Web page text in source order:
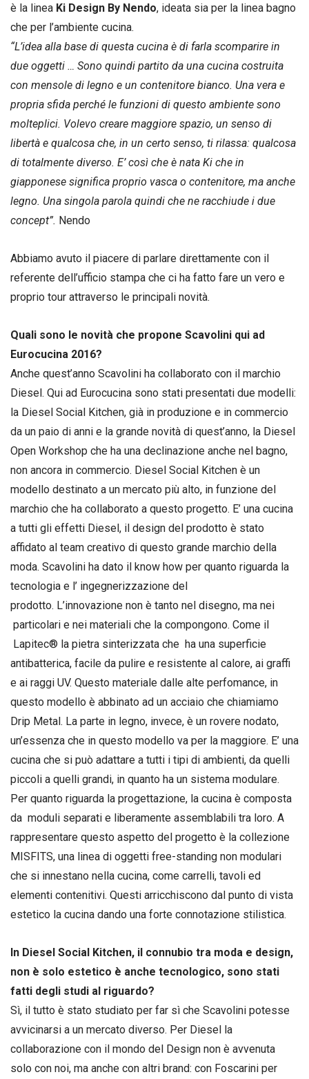
è la linea Ki Design By Nendo, ideata sia per la linea bagno
che per l’ambiente cucina.
“L’idea alla base di questa cucina è di farla scomparire in
due oggetti … Sono quindi partito da una cucina costruita
con mensole di legno e un contenitore bianco. Una vera e
propria sfida perché le funzioni di questo ambiente sono
molteplici. Volevo creare maggiore spazio, un senso di
libertà e qualcosa che, in un certo senso, ti rilassa: qualcosa
di totalmente diverso. E’ così che è nata Ki che in
giapponese significa proprio vasca o contenitore, ma anche
legno. Una singola parola quindi che ne racchiude i due
concept”. Nendo
Abbiamo avuto il piacere di parlare direttamente con il
referente dell’ufficio stampa che ci ha fatto fare un vero e
proprio tour attraverso le principali novità.
Quali sono le novità che propone Scavolini qui ad
Eurocucina 2016?
Anche quest’anno Scavolini ha collaborato con il marchio
Diesel. Qui ad Eurocucina sono stati presentati due modelli:
la Diesel Social Kitchen, già in produzione e in commercio
da un paio di anni e la grande novità di quest’anno, la Diesel
Open Workshop che ha una declinazione anche nel bagno,
non ancora in commercio. Diesel Social Kitchen è un
modello destinato a un mercato più alto, in funzione del
marchio che ha collaborato a questo progetto. E’ una cucina
a tutti gli effetti Diesel, il design del prodotto è stato
affidato al team creativo di questo grande marchio della
moda. Scavolini ha dato il know how per quanto riguarda la
tecnologia e l’ ingegnerizzazione del
prodotto. L’innovazione non è tanto nel disegno, ma nei
particolari e nei materiali che la compongono. Come il
Lapitec® la pietra sinterizzata che ha una superficie
antibatterica, facile da pulire e resistente al calore, ai graffi
e ai raggi UV. Questo materiale dalle alte perfomance, in
questo modello è abbinato ad un acciaio che chiamiamo
Drip Metal. La parte in legno, invece, è un rovere nodato,
un’essenza che in questo modello va per la maggiore. E’ una
cucina che si può adattare a tutti i tipi di ambienti, da quelli
piccoli a quelli grandi, in quanto ha un sistema modulare.
Per quanto riguarda la progettazione, la cucina è composta
da moduli separati e liberamente assemblabili tra loro. A
rappresentare questo aspetto del progetto è la collezione
MISFITS, una linea di oggetti free-standing non modulari
che si innestano nella cucina, come carrelli, tavoli ed
elementi contenitivi. Questi arricchiscono dal punto di vista
estetico la cucina dando una forte connotazione stilistica.
In Diesel Social Kitchen, il connubio tra moda e design,
non è solo estetico è anche tecnologico, sono stati
fatti degli studi al riguardo?
Sì, il tutto è stato studiato per far sì che Scavolini potesse
avvicinarsi a un mercato diverso. Per Diesel la
collaborazione con il mondo del Design non è avvenuta
solo con noi, ma anche con altri brand: con Foscarini per